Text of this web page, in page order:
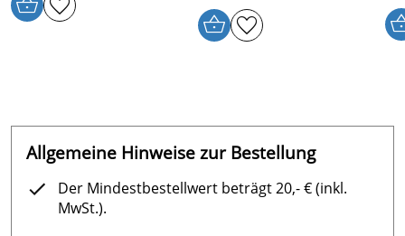
Allgemeine Hinweise zur Bestellung
Der Mindestbestellwert beträgt 20,- € (inkl.
MwSt.).